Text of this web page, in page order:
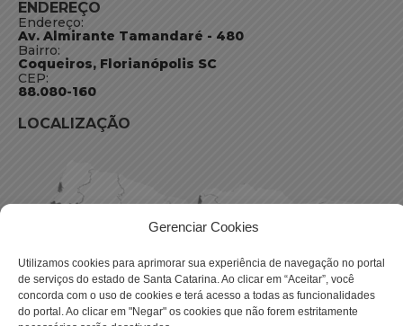
Gerenciar Cookies
Utilizamos cookies para aprimorar sua experiência de navegação no portal
de serviços do estado de Santa Catarina. Ao clicar em “Aceitar”, você
concorda com o uso de cookies e terá acesso a todas as funcionalidades
do portal. Ao clicar em "Negar" os cookies que não forem estritamente
ENDEREÇO
Endereço:
Av. Almirante Tamandaré - 480
Bairro:
Coqueiros, Florianópolis SC
CEP:
88.080-160
LOCALIZAÇÃO